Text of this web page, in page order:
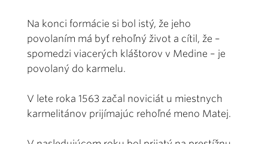
Na konci formácie si bol istý, že jeho
povolaním má byť rehoľný život a cítil, že –
spomedzi viacerých kláštorov v Medine – je
povolaný do karmelu.
V lete roka 1563 začal noviciát u miestnych
karmelitánov prijímajúc rehoľné meno Matej.